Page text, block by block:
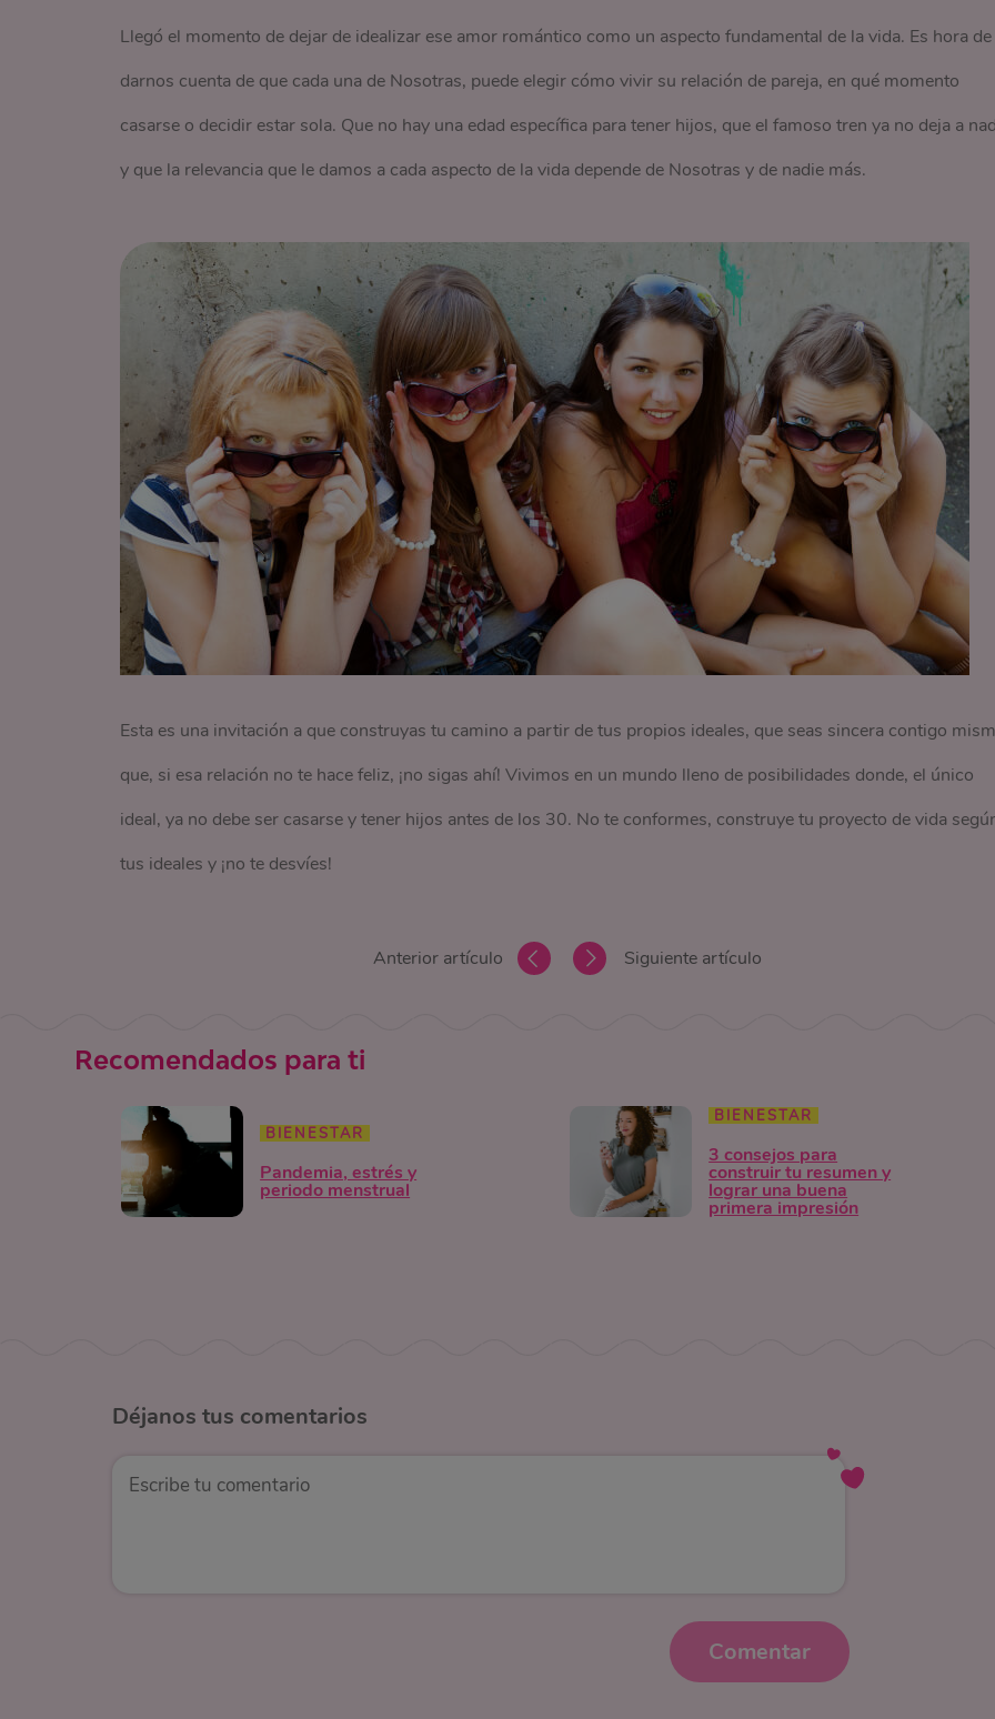
Llegó el momento de dejar de idealizar ese amor romántico como un aspecto fundamental de la vida. Es hora de
darnos cuenta de que cada una de Nosotras, puede elegir cómo vivir su relación de pareja, en qué momento
casarse o decidir estar sola. Que no hay una edad específica para tener hijos, que el famoso tren ya no deja a
y que la relevancia que le damos a cada aspecto de la vida depende de Nosotras y de nadie más.
Esta es una invitación a que construyas tu camino a partir de tus propios ideales, que seas sincera contigo
que, si esa relación no te hace feliz, ¡no sigas ahí! Vivimos en un mundo lleno de posibilidades donde, el único
ideal, ya no debe ser casarse y tener hijos antes de los 30. No te conformes, construye tu proyecto de vida
tus ideales y ¡no te desvíes!
Anterior artículo Siguiente artículo
Recomendados para ti
BIENESTAR
Pandemia, estrés y
periodo menstrual
BIENESTAR
3 consejos para
construir tu resumen y
lograr una buena
primera impresión
Déjanos tus comentarios
Comentar